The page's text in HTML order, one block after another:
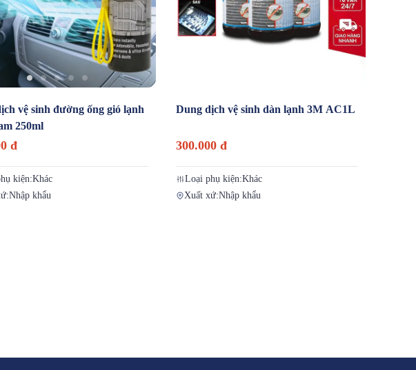
vệ sinh đường ống gió lạnh
250ml
đ
kiện:Khác
Nhập khẩu
Dung dịch vệ sinh dàn lạnh 3M AC1L
300.000 đ
Loại phụ kiện:Khác
Xuất xứ:Nhập khẩu